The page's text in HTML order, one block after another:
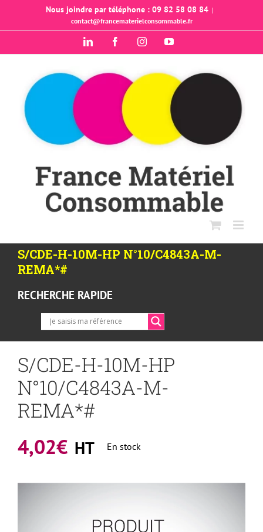
Nous joindre par téléphone : 09 82 58 08 84 |
contact@francematerielconsommable.fr
LinkedIn FacebookInstagramYouTube
S/CDE-H-10M-HP N°10/C4843A-M-
REMA*#
RECHERCHE RAPIDE
S/CDE-H-10M-HP
N°10/C4843A-M-
REMA*#
4,02€ HT En stock